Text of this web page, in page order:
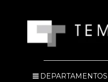
DEPARTAMENTOS